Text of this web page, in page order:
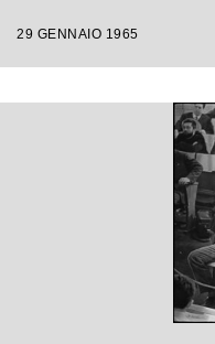
29 GENNAIO 1965